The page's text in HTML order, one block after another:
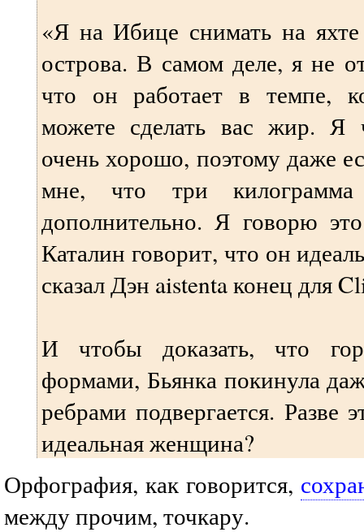
«Я на Ибице снимать на
острова. В самом деле, я не
что он работает в темпе,
можете сделать вас жир. Я
очень хорошо, поэтому даже
мне, что три
дополнительно. Я говорю
Каталин говорит, что он
сказал Дэн aistenta конец для
И чтобы доказать, что
формами, Бьянка покинула
ребрами подвергается. Разве
идеальная женщина?
Орфография, как говорится,
между прочим, точкару.